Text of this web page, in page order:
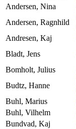
Andersen, Nina
Andersen, Ragnhild
Andresen, Kaj
Bladt, Jens
Bomholt, Julius
Budtz, Hanne
Buhl, Marius
Buhl, Vilhelm
Bundvad, Kaj